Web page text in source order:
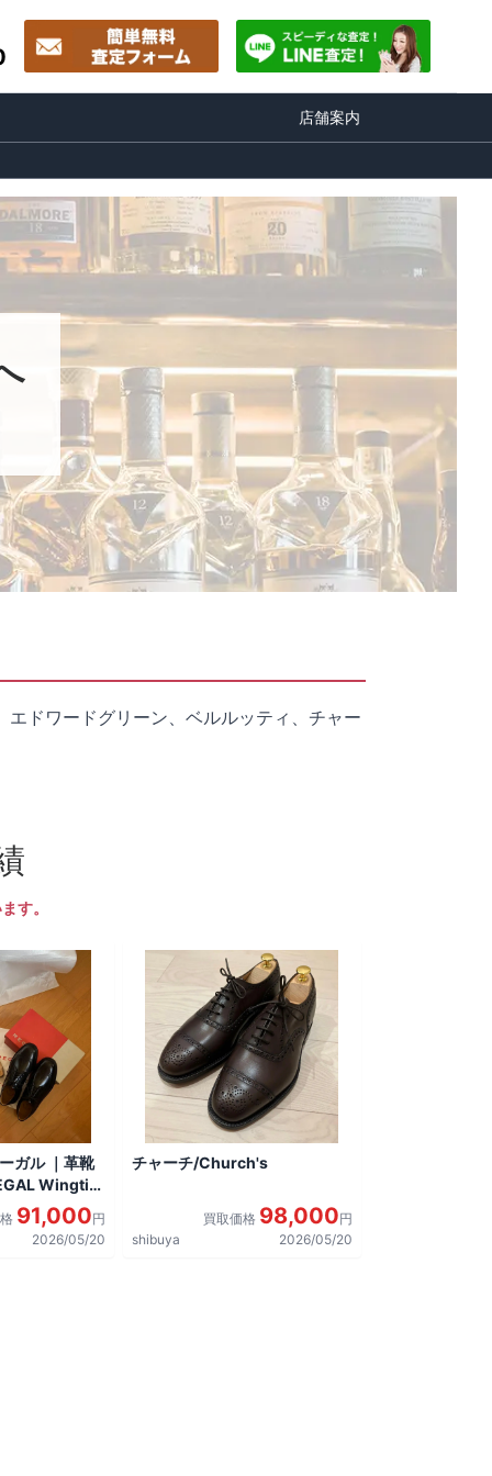
店舗案内
ドワードグリーン、ベルルッティ、チャー
す。
ガル ｜革靴
Wingtip
した。
91,000円
2026/05/20
チャーチ/Church's
買取価格 98,000円
shibuya
2026/05/20